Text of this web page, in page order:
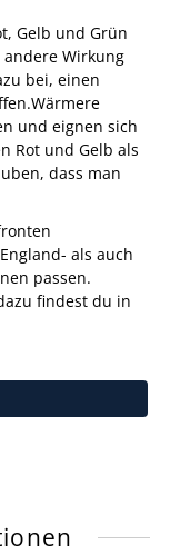
Gelb und Grün
andere Wirkung
bei, einen
und eignen sich
Rot und Gelb als
dass man
als auch
passen.
findest du in